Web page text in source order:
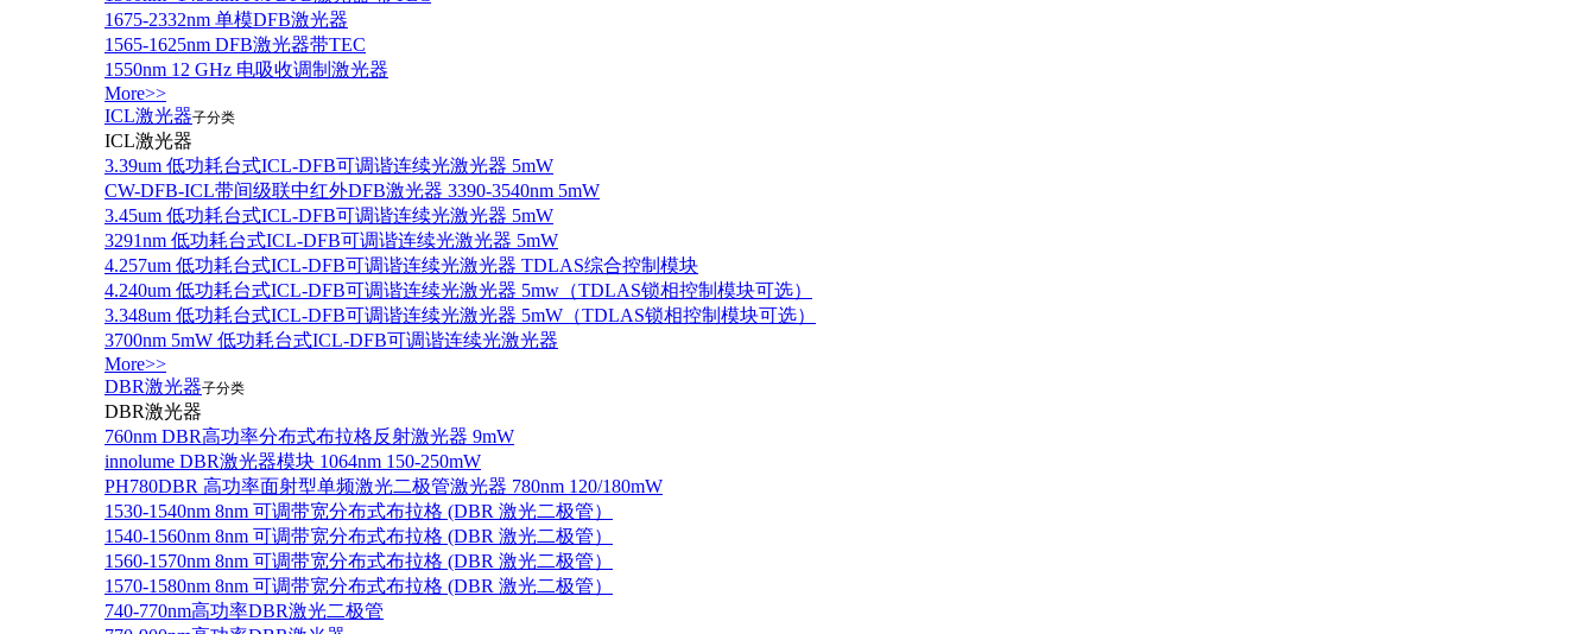
1675-2332nm 单模DFB激光器
1565-1625nm DFB激光器带TEC
1550nm 12 GHz 电吸收调制激光器
More>>
ICL激光器子分类
ICL激光器
3.39um 低功耗台式ICL-DFB可调谐连续光激光器 5mW
CW-DFB-ICL带间级联中红外DFB激光器 3390-3540nm 5mW
3.45um 低功耗台式ICL-DFB可调谐连续光激光器 5mW
3291nm 低功耗台式ICL-DFB可调谐连续光激光器 5mW
4.257um 低功耗台式ICL-DFB可调谐连续光激光器 TDLAS综合控制模块
4.240um 低功耗台式ICL-DFB可调谐连续光激光器 5mw（TDLAS锁相控制模块可选）
3.348um 低功耗台式ICL-DFB可调谐连续光激光器 5mW（TDLAS锁相控制模块可选）
3700nm 5mW 低功耗台式ICL-DFB可调谐连续光激光器
More>>
DBR激光器子分类
DBR激光器
760nm DBR高功率分布式布拉格反射激光器 9mW
innolume DBR激光器模块 1064nm 150-250mW
PH780DBR 高功率面射型单频激光二极管激光器 780nm 120/180mW
1530-1540nm 8nm 可调带宽分布式布拉格 (DBR 激光二极管）
1540-1560nm 8nm 可调带宽分布式布拉格 (DBR 激光二极管）
1560-1570nm 8nm 可调带宽分布式布拉格 (DBR 激光二极管）
1570-1580nm 8nm 可调带宽分布式布拉格 (DBR 激光二极管）
740-770nm高功率DBR激光二极管